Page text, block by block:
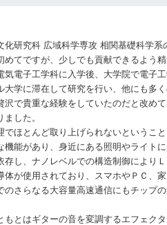
研究科 広域科学専攻 相関基礎科学系
てですが、少しでも貢献できるよう精
電子工学科に入学後、大学院で電子
学に滞在して研究を行い、他にも多
で貴重な経験をしていたのだと改め
した。
ほとんど取り上げられないというこ
能があり、身近にある照明やライト
し、ナノレベルでの構造制御により
が使用されており、スマホやＰＣ、
さらなる大容量高速通信にもチップ
とはギターの音を変調するエフェク